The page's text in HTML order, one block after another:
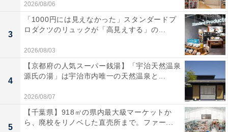
室内の快適性には「温度」と「湿度」が重要
ダイキンによると、快適な室内を作るには「温度」と
「湿度」が重要とされています。具体的な
設定温度は28
度以上、湿度は50〜60%を保つと良いそうです。
2026/08/06
3
「1000円には見えなかった」スタンダードプ
ロダクツのリュックが「高見えする」の...
2026/08/03
4
【京都府の人気スーパー銭湯】「宇治天然温泉
源氏の湯」は宇治市内唯一の天然温泉と...
2026/08/07
5
【千葉県】918㎡の県内最大級マーケットか
ら、廃校をリノベした直売所まで。ファー...